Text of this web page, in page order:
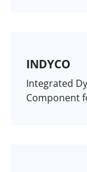
INDYCO
Integrated
Component